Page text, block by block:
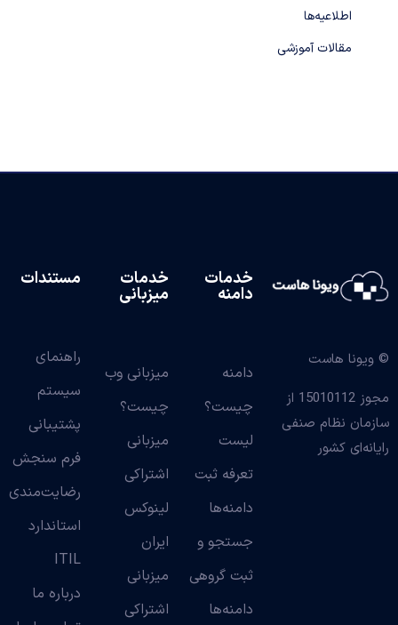
اطلاعیه‌ها
مقالات آموزشی
© ویونا هاست
مجوز 15010112 از
سازمان نظام صنفی
رایانه‌ای کشور
خدمات
دامنه
دامنه
چیست؟
لیست
تعرفه ثبت
دامنه‌ها
جستجو و
ثبت گروهی
دامنه‌ها
خدمات
میزبانی
میزبانی وب
چیست؟
میزبانی
اشتراکی
لینوکس
ایران
میزبانی
اشتراکی
مستندات
راهنمای
سیستم
پشتیبانی
فرم سنجش
رضایت‌مندی
استاندارد
ITIL
درباره ما